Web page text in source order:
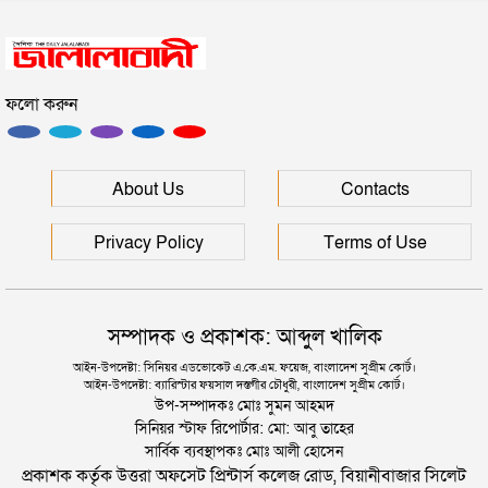
প্রধানমন্ত্রী
সিলেটে আরও দুইজনের মৃত্যু, হাসপাতালে ৩ শতাধিক
ফলো করুন
About Us Contacts
Privacy Policy Terms of Use
সম্পাদক ও প্রকাশক: আব্দুল খালিক
আইন-উপদেষ্টা: সিনিয়র এডভোকেট এ.কে.এম. ফয়েজ, বাংলাদেশ সুপ্রীম কোর্ট।
আইন-উপদেষ্টা: ব্যারিস্টার ফয়সাল দস্তগীর চৌধুরী, বাংলাদেশ সুপ্রীম কোর্ট।
উপ-সম্পাদকঃ মোঃ সুমন আহমদ
সিনিয়র স্টাফ রিপোর্টার: মো: আবু তাহের
সার্বিক ব্যবস্থাপকঃ মোঃ আলী হোসেন
প্রকাশক কর্তৃক উত্তরা অফসেট প্রিন্টার্স কলেজ রোড, বিয়ানীবাজার সিলেট